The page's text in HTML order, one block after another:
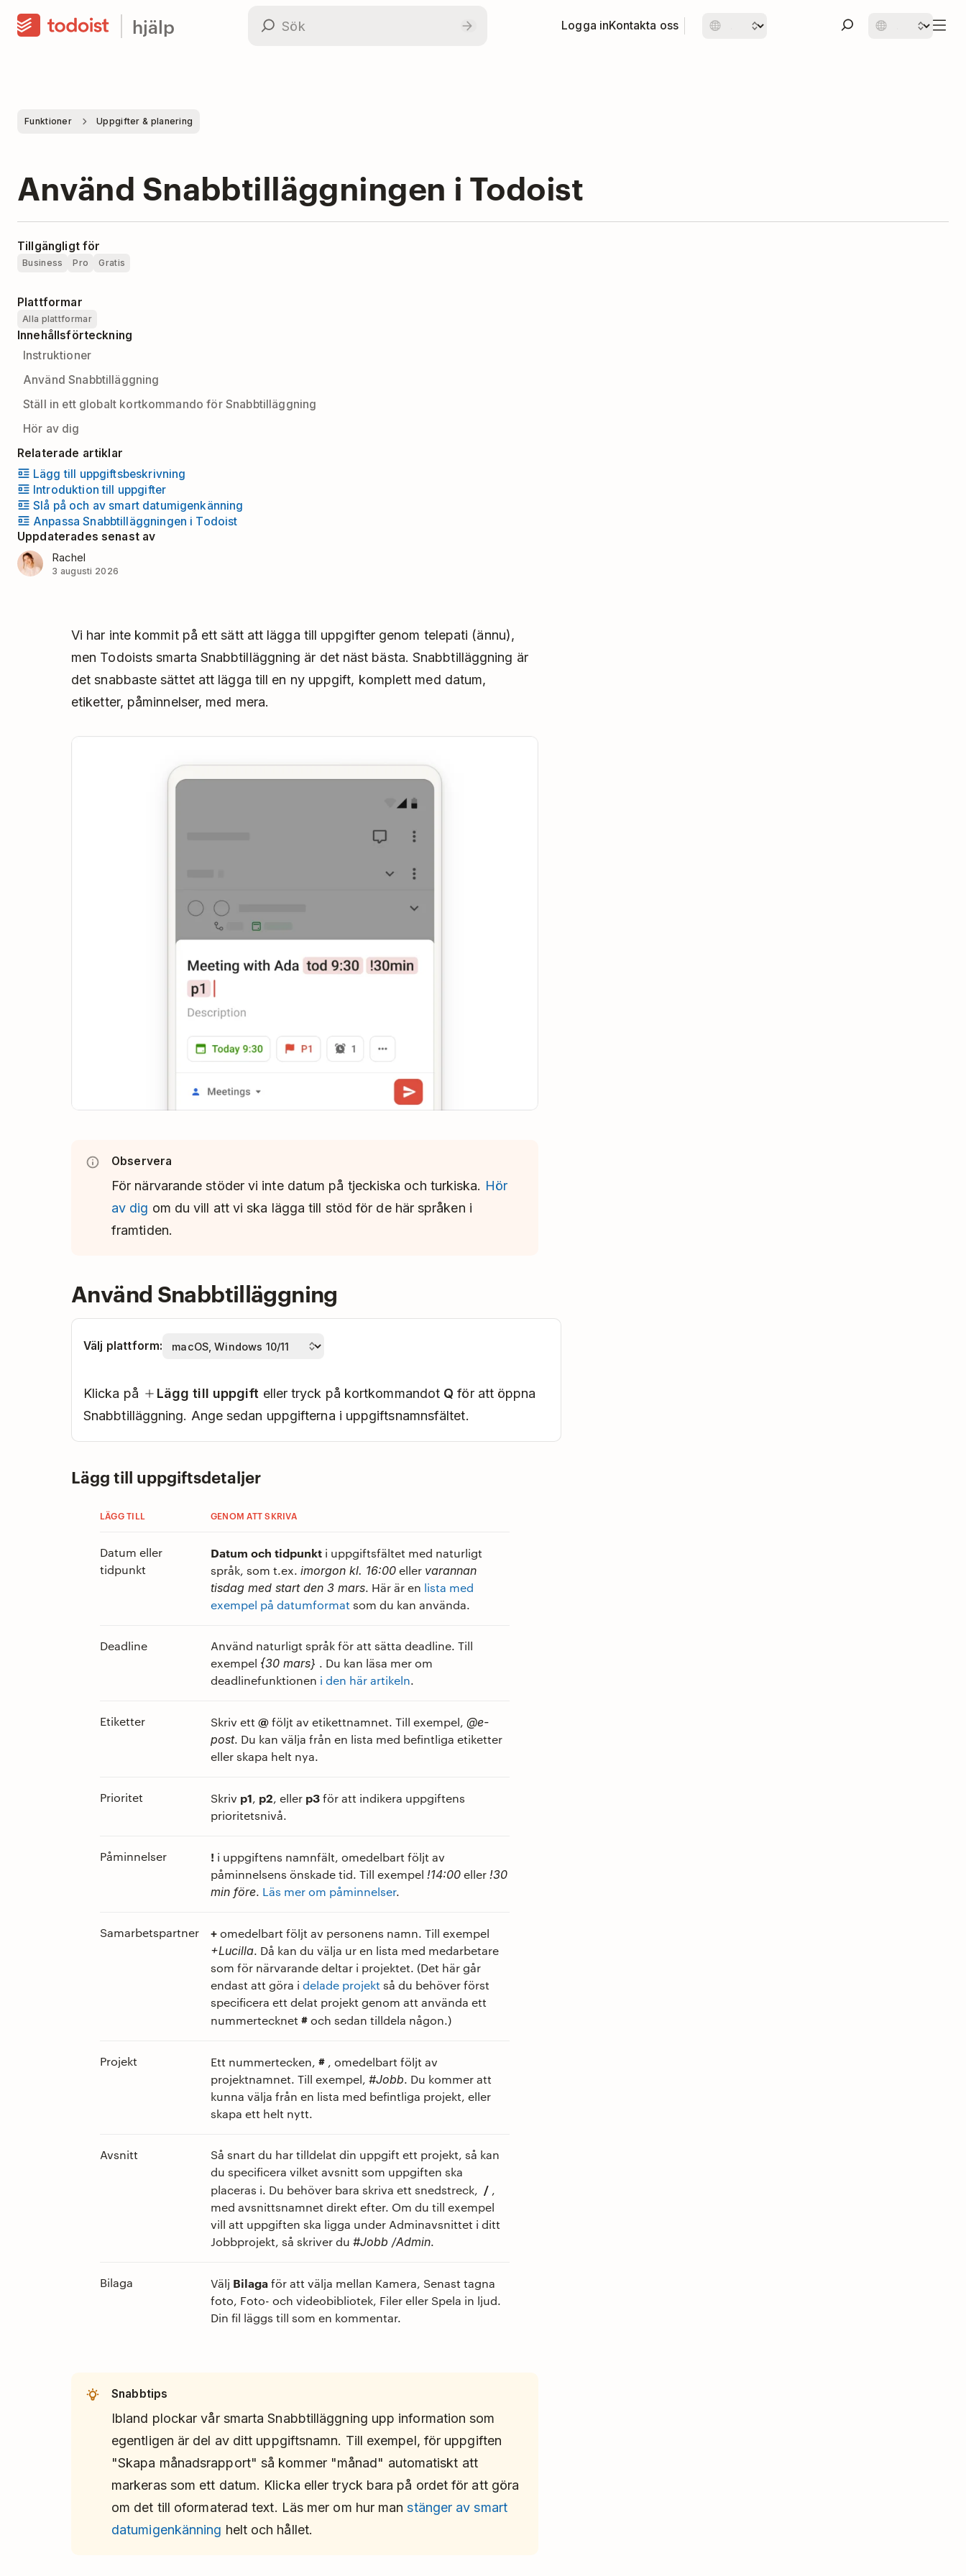
hjälp Logga inKontakta oss
Funktioner Uppgifter & planering
Använd Snabbtilläggningen i Todoist
Tillgängligt för
Business Pro Gratis
Plattformar
Alla plattformar
Innehållsförteckning
Instruktioner
Använd Snabbtilläggning
Ställ in ett globalt kortkommando för Snabbtilläggning
Hör av dig
Relaterade artiklar
Lägg till uppgiftsbeskrivning
Introduktion till uppgifter
Slå på och av smart datumigenkänning
Anpassa Snabbtilläggningen i Todoist
Uppdaterades senast av
Rachel
3 augusti 2026
Vi har inte kommit på ett sätt att lägga till uppgifter genom telepati (ännu),
men Todoists smarta Snabbtilläggning är det näst bästa. Snabbtilläggning är
det snabbaste sättet att lägga till en ny uppgift, komplett med datum,
etiketter, påminnelser, med mera.
Observera
För närvarande stöder vi inte datum på tjeckiska och turkiska. Hör
av dig om du vill att vi ska lägga till stöd för de här språken i
framtiden.
Använd Snabbtilläggning
Välj plattform:
Klicka på Lägg till uppgift eller tryck på kortkommandot Q för att öppna
Snabbtilläggning. Ange sedan uppgifterna i uppgiftsnamnsfältet.
Lägg till uppgiftsdetaljer
LÄGG TILL GENOM ATT SKRIVA
Datum eller
tidpunkt
Datum och tidpunkt i uppgiftsfältet med naturligt
språk, som t.ex. imorgon kl. 16:00 eller varannan
tisdag med start den 3 mars. Här är en lista med
exempel på datumformatsom du kan använda.
Deadline
Använd naturligt språk för att sätta deadline. Till
exempel {30 mars} . Du kan läsa mer om
deadlinefunktionen i den här artikeln.
Etiketter Skriv ett@följt av etikettnamnet. Till exempel, @e-
post. Du kan välja från en lista med befintliga etiketter
eller skapa helt nya.
Prioritet Skriv p1, p2, eller p3för att indikera uppgiftens
prioritetsnivå.
Påminnelser ! i uppgiftens namnfält, omedelbart följt av
påminnelsens önskade tid. Till exempel !14:00 eller !30
min före. Läs mer om påminnelser.
Samarbetspartner +omedelbart följt av personens namn. Till exempel
+Lucilla. Då kan du välja ur en lista med medarbetare
som för närvarande deltar i projektet. (Det här går
endast att göra i delade projektså du behöver först
specificera ett delat projekt genom att använda ett
nummertecknet#och sedan tilldela någon.)
Projekt Ett nummertecken, # , omedelbart följt av
projektnamnet. Till exempel, #Jobb. Du kommer att
kunna välja från en lista med befintliga projekt, eller
skapa ett helt nytt.
Avsnitt
Så snart du har tilldelat din uppgift ett projekt, så kan
du specificera vilket avsnitt som uppgiften ska
placeras i. Du behöver bara skriva ett snedstreck, / ,
med avsnittsnamnet direkt efter. Om du till exempel
vill att uppgiften ska ligga under Adminavsnittet i ditt
Jobbprojekt, så skriver du #Jobb /Admin.
Bilaga Välj Bilagaför att välja mellan Kamera, Senast tagna
foto, Foto- och videobibliotek, Filer eller Spela in ljud.
Din fil läggs till som en kommentar.
Snabbtips
Ibland plockar vår smarta Snabbtilläggning upp information som
egentligen är del av ditt uppgiftsnamn. Till exempel, för uppgiften
"Skapa månadsrapport" så kommer "månad" automatiskt att
markeras som ett datum. Klicka eller tryck bara på ordet för att göra
om det till oformaterad text. Läs mer om hur manstänger av smart
datumigenkänning helt och hållet.